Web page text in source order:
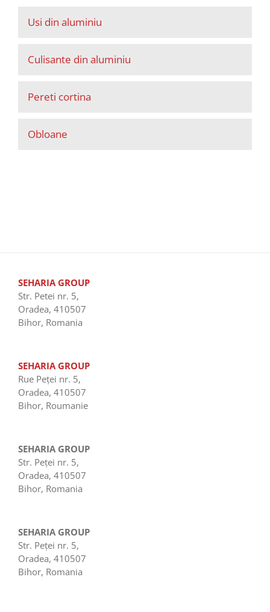
Usi din aluminiu
Culisante din aluminiu
Pereti cortina
Obloane
SEHARIA GROUP
Str. Petei nr. 5,
Oradea, 410507
Bihor, Romania
SEHARIA GROUP
Rue Peţei nr. 5,
Oradea, 410507
Bihor, Roumanie
SEHARIA GROUP
Str. Peţei nr. 5,
Oradea, 410507
Bihor, Romania
SEHARIA GROUP
Str. Peţei nr. 5,
Oradea, 410507
Bihor, Romania